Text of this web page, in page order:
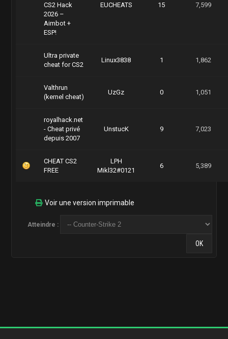
CS2 Hack
2026 –
Aimbot +
ESP!
EUCHEATS 15 7,599
Ultra private
cheat for CS2
Linux3838 1 1,862
Valthrun
(kernel cheat)
UzGz 0 1,051
royalhack.net
- Cheat privé
depuis 2007
UnstucK 9 7,023
CHEAT CS2
FREE
LPH
Mikl32#0121
6 5,389
Voir une version imprimable
Atteindre :